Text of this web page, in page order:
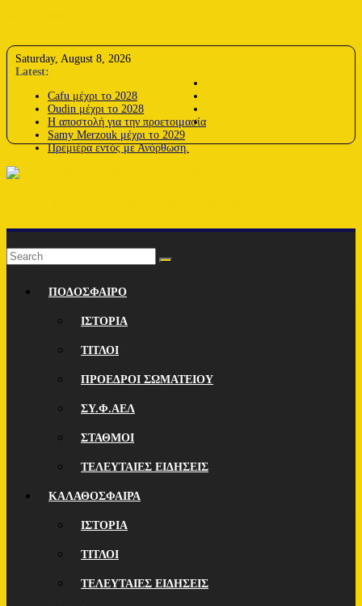
Saturday, August 8, 2026
Latest:
Cafu μέχρι το 2028
Oudin μέχρι το 2028
Η αποστολή για την προετοιμασία
Samy Merzouk μέχρι το 2029
Πρεμιέρα εντός με Ανόρθωση.
ΠΟΔΟΣΦΑΙΡΟ
ΙΣΤΟΡΙΑ
ΤΙΤΛΟΙ
ΠΡΟΕΔΡΟΙ ΣΩΜΑΤΕΙΟΥ
ΣΥ.Φ.ΑΕΛ
ΣΤΑΘΜΟΙ
ΤΕΛΕΥΤΑΙΕΣ ΕΙΔΗΣΕΙΣ
ΚΑΛΑΘΟΣΦΑΙΡΑ
ΙΣΤΟΡΙΑ
ΤΙΤΛΟΙ
ΤΕΛΕΥΤΑΙΕΣ ΕΙΔΗΣΕΙΣ